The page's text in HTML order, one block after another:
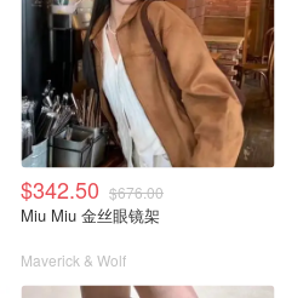
$342.50 $676.00
Miu Miu 金丝眼镜架
Maverick & Wolf